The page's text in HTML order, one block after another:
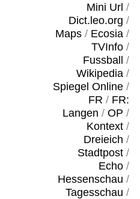
Mini Url /
Dict.leo.org /
Maps/ Ecosia/
TVInfo/
Fussball
/
Wikipedia/
Spiegel Online/
FR / FR:
Langen / OP /
Kontext/
Dreieich /
Stadtpost/
Echo/
Hessenschau /
Tagesschau /